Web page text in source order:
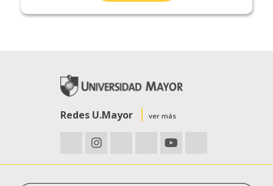
Redes U.Mayor ver más